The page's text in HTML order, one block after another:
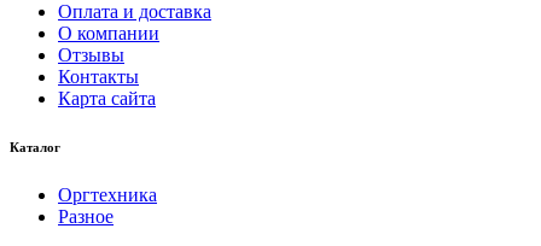
Оплата и доставка
О компании
Отзывы
Контакты
Карта сайта
Каталог
Оргтехника
Разное